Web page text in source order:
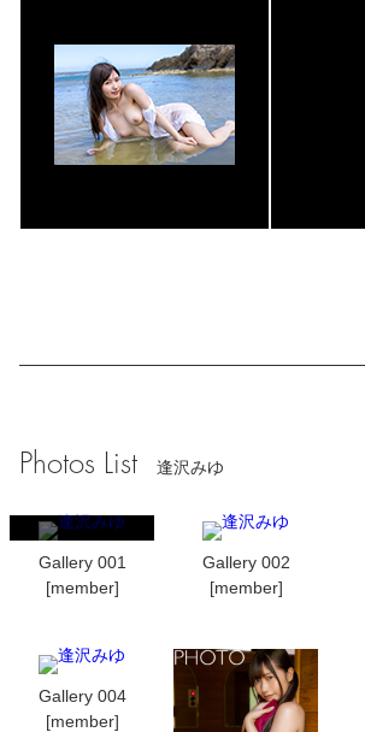
Photos List 逢沢みゆ
Gallery 001
[member]
Gallery 002
[member]
Gallery 004
[member]